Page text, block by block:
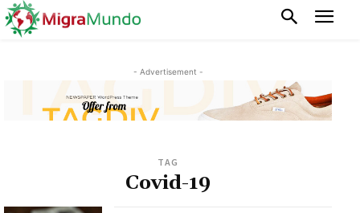
- Advertisement -
TAG
Covid-19